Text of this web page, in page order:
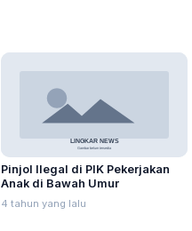
Pinjol Ilegal di PIK Pekerjakan
Anak di Bawah Umur
4 tahun yang lalu